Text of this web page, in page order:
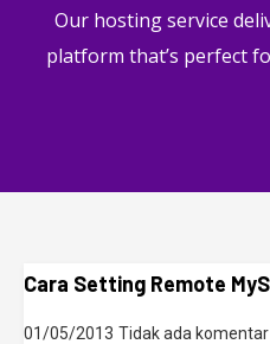
Our hosting service
platform that’s perfect
Cara Setting Remote
01/05/2013 Tidak ada komentar